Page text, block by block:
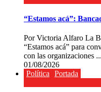
“Estamos acá”:
Por Victoria Alfaro La
“Estamos acá” para
con las organizaciones ...
01/08/2026
Política
Portada